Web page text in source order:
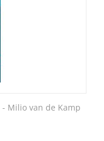
Milio van de Kamp